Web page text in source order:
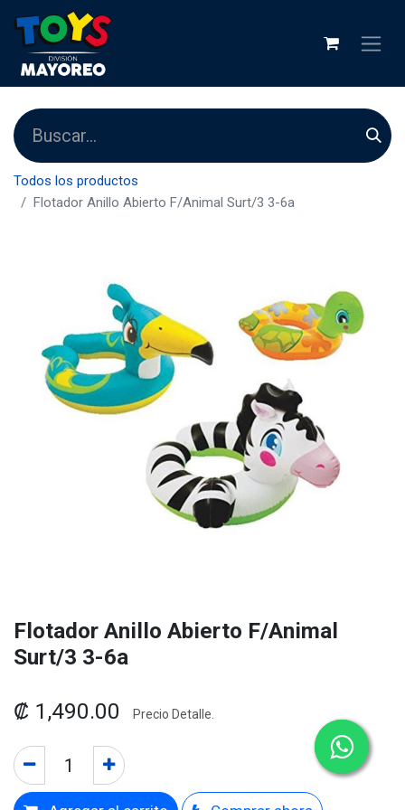
Todos los productos
Flotador Anillo Abierto F/Animal Surt/3 3-6a
Flotador Anillo Abierto F/Animal
Surt/3 3-6a
₡ 1,490.00 Precio Detalle.